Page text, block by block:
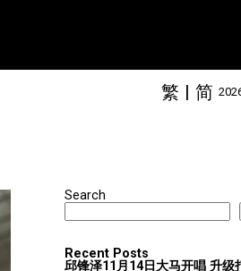
简
|
繁
Search
Recent Posts
邱锋泽11月14日大马开唱 升级